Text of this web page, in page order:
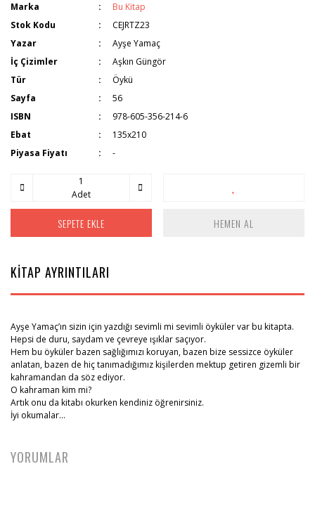
Marka
Bu Kitap
Stok Kodu
CEJRTZ23
Yazar
Ayşe Yamaç
İç Çizimler
Aşkın Güngör
Tür
Öykü
Sayfa
56
ISBN
978-605-356-214-6
Ebat
135x210
Piyasa Fiyatı
-
Adet
SEPETE EKLE HEMEN AL
KİTAP AYRINTILARI
Ayşe Yamaç’ın sizin için yazdığı sevimli mi sevimli öyküler var bu kitapta.
Hepsi de duru, saydam ve çevreye ışıklar saçıyor.
Hem bu öyküler bazen sağlığımızı koruyan, bazen bize sessizce öyküler
anlatan, bazen de hiç tanımadığımız kişilerden mektup getiren gizemli bir
kahramandan da söz ediyor.
O kahraman kim mi?
Artık onu da kitabı okurken kendiniz öğrenirsiniz.
İyi okumalar...
YORUMLAR